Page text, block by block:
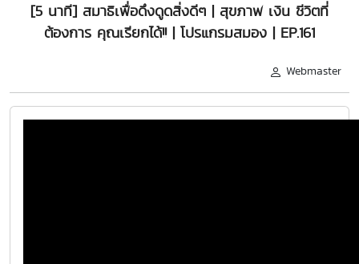
[5 นาที] สมาธิเพื่อดึงดูดสิ่งดีๆ | สุขภาพ เงิน ชีวิตที่
ต้องการ คุณเรียกได้!! | โปรแกรมสมอง | EP.161
Webmaster